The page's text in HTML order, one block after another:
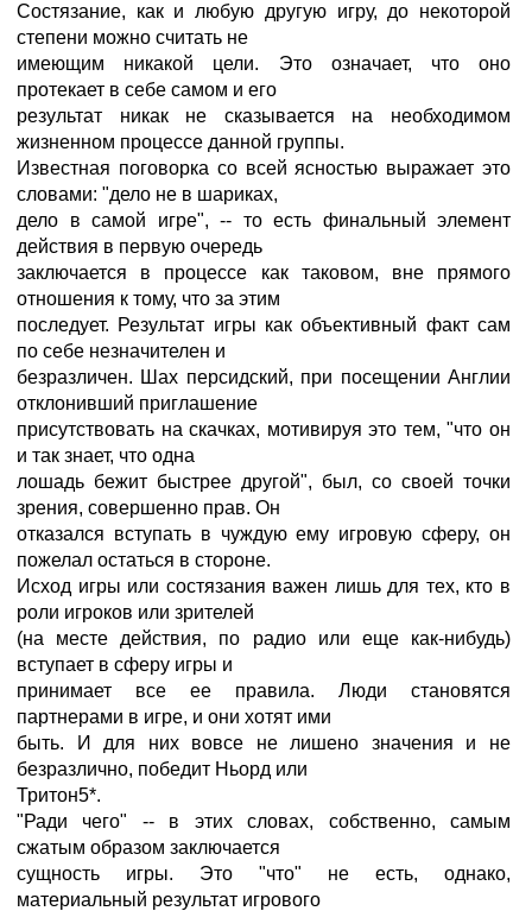
Состязание, как и любую другую игру, до некоторой
степени можно считать не
имеющим никакой цели. Это означает, что оно
протекает в себе самом и его
результат никак не сказывается на необходимом
жизненном процессе данной группы.
Известная поговорка со всей ясностью выражает это
словами: "дело не в шариках,
дело в самой игре", -- то есть финальный элемент
действия в первую очередь
заключается в процессе как таковом, вне прямого
отношения к тому, что за этим
последует. Результат игры как объективный факт сам
по себе незначителен и
безразличен. Шах персидский, при посещении Англии
отклонивший приглашение
присутствовать на скачках, мотивируя это тем, "что он
и так знает, что одна
лошадь бежит быстрее другой", был, со своей точки
зрения, совершенно прав. Он
отказался вступать в чуждую ему игровую сферу, он
пожелал остаться в стороне.
Исход игры или состязания важен лишь для тех, кто в
роли игроков или зрителей
(на месте действия, по радио или еще как-нибудь)
вступает в сферу игры и
принимает все ее правила. Люди становятся
партнерами в игре, и они хотят ими
быть. И для них вовсе не лишено значения и не
безразлично, победит Ньорд или
Тритон5*.
"Ради чего" -- в этих словах, собственно, самым
сжатым образом заключается
сущность игры. Это "что" не есть, однако,
материальный результат игрового